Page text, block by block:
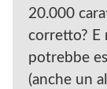
20.000
corretto? E
potrebbe
(anche un